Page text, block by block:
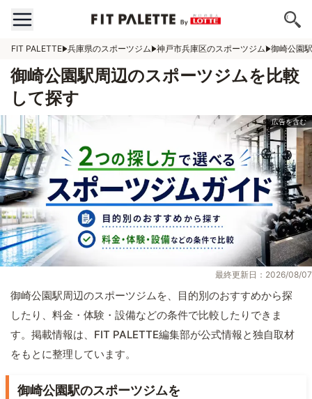
FIT PALETTE 兵庫県のスポーツジム 神戸市兵庫区のスポーツジム 御崎公園
御崎公園駅周辺のスポーツジムを比較
して探す
最終更新日：2026/08/07
御崎公園駅周辺のスポーツジムを、目的別のおすすめから探
したり、料金・体験・設備などの条件で比較したりできま
す。掲載情報は、FIT PALETTE編集部が公式情報と独自取材
をもとに整理しています。
御崎公園駅のスポーツジムを